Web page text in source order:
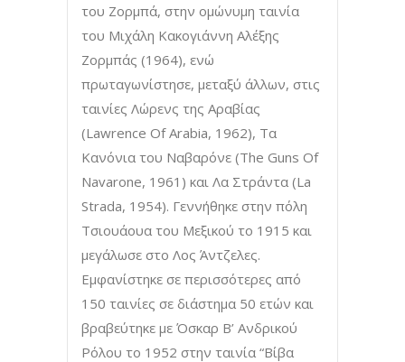
του Ζορμπά, στην ομώνυμη ταινία
του Μιχάλη Κακογιάννη Αλέξης
Ζορμπάς (1964), ενώ
πρωταγωνίστησε, μεταξύ άλλων, στις
ταινίες Λώρενς της Αραβίας
(Lawrence Of Arabia, 1962), Τα
Κανόνια του Ναβαρόνε (The Guns Of
Navarone, 1961) και Λα Στράντα (La
Strada, 1954). Γεννήθηκε στην πόλη
Τσιουάουα του Μεξικού το 1915 και
μεγάλωσε στο Λος Άντζελες.
Εμφανίστηκε σε περισσότερες από
150 ταινίες σε διάστημα 50 ετών και
βραβεύτηκε με Όσκαρ Β’ Ανδρικού
Ρόλου το 1952 στην ταινία “Βίβα